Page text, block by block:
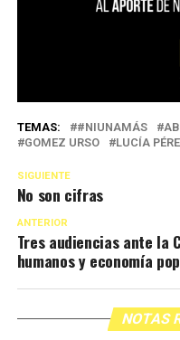
TEMAS: #NIUNAMÁS
GOMEZ URSO
LUCÍA
SIGUIENTE
No son cifras
ANTERIOR
Tres audiencias ante la
humanos y economía
NOTAS